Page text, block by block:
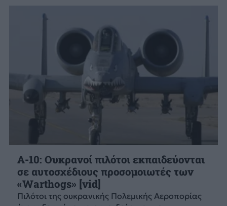
A-10: Ουκρανοί πιλότοι εκπαιδεύονται
σε αυτοσχέδιους προσομοιωτές των
«Warthogs» [vid]
Πιλότοι της ουκρανικής Πολεμικής Αεροπορίας